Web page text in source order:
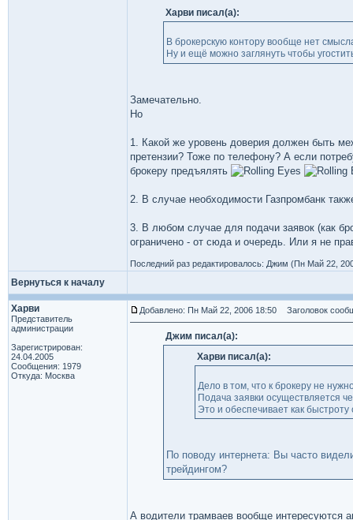
Харви писал(а):
В брокерскую контору вообще нет
Ну и ещё можно заглянуть чтобы
Замечательно.
Но
1. Какой же уровень доверия должен быть
претензии? Тоже по телефону? А если
брокеру предъялять
2. В случае необходимости Газпромбанк
3. В любом случае для подачи заявок (как
ограничено - от сюда и очередь. Или я не
Последний раз редактировалось: Джим (Пн Май 22,
Вернуться к началу
Харви
Представитель
администрации
Зарегистрирован:
24.04.2005
Сообщения: 1979
Откуда: Москва
Добавлено: Пн Май 22, 2006 18:50 Заголовок
Джим писал(а):
Харви писал(а):
Дело в том, что к брокеру не
Подача заявки осуществляется
Это и обеспечивает как
По поводу интернета: Вы часто
трейдингом?
А водители трамваев вообще интересуются